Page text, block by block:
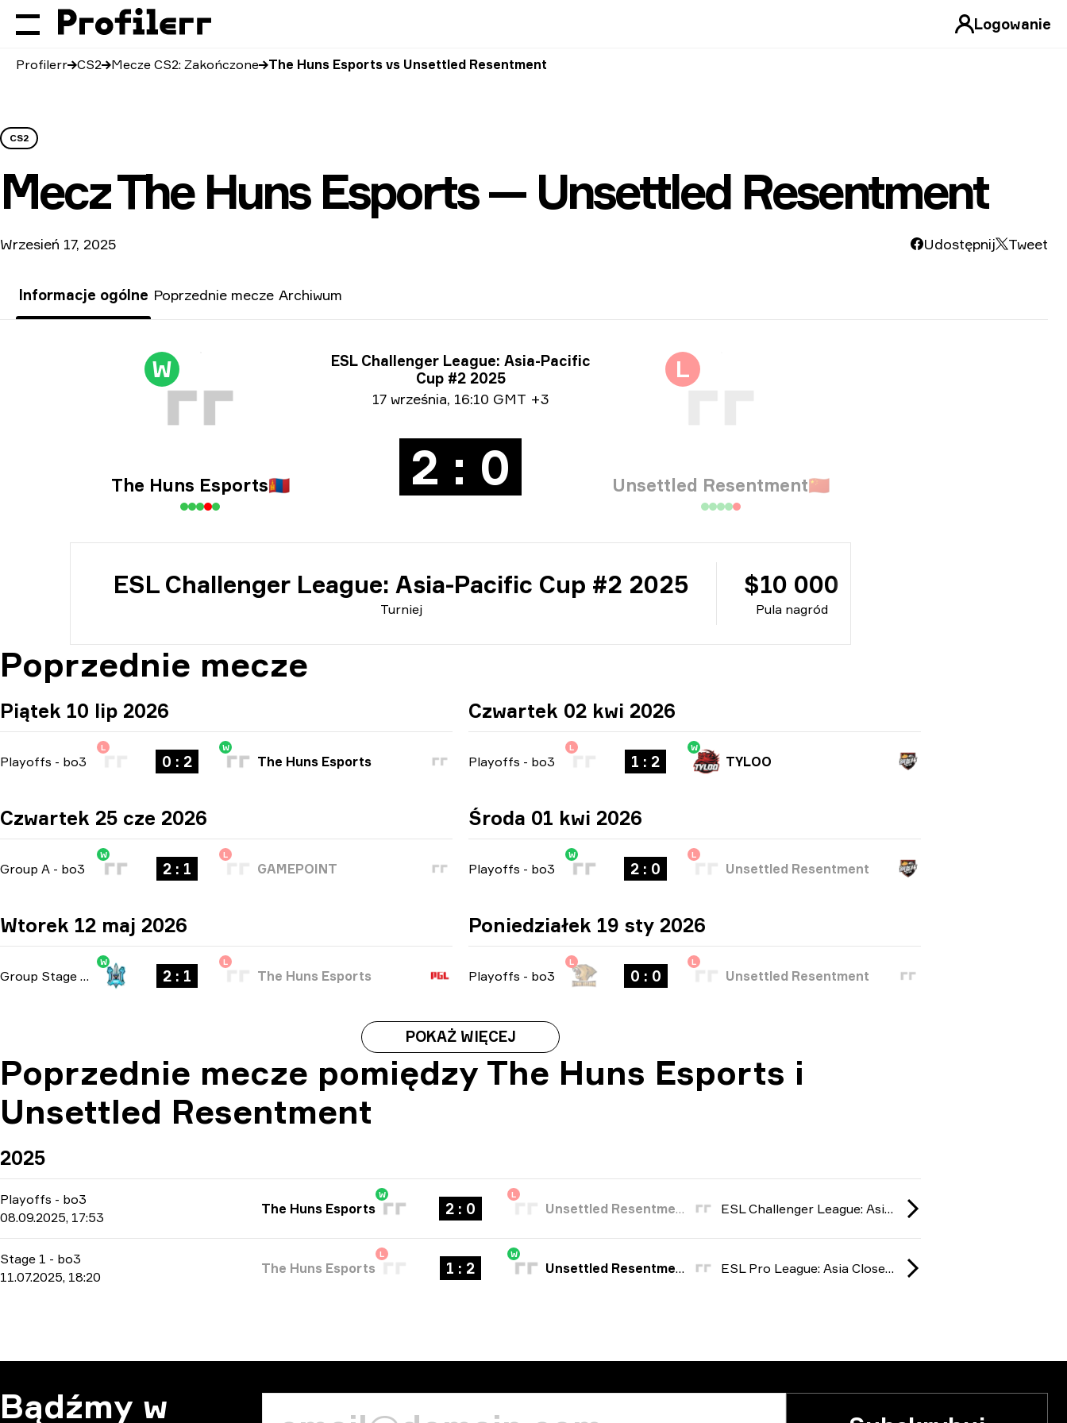
Logowanie
Profilerr CS2 Mecze CS2: Zakończone The Huns Esports vs Unsettled Resentment
CS2
MeczThe Huns Esports — Unsettled Resentment
Wrzesień 17, 2025 Udostępnij Tweet
Informacje ogólne Poprzednie mecze Archiwum
Informacje o turnieju
ESL Challenger League: Asia-Pacific
Cup #2 2025
Informacje o dacie
17 września, 16:10 GMT +3
W
The Huns Esports🇲🇳 2 : 0
L
Unsettled Resentment🇨🇳
Turniej
ESL Challenger League: Asia-Pacific Cup #2 2025
Pula nagród
$10 000
Poprzednie mecze
Piątek 10 lip 2026
Playoffs - bo3
L
0 : 2
W
The Huns Esports
Czwartek 25 cze 2026
Group A - bo3
W
2 : 1
L
GAMEPOINT
Wtorek 12 maj 2026
Group Stage bo3
W
2 : 1
L
The Huns Esports
Czwartek 02 kwi 2026
Playoffs - bo3
L
1 : 2
W
TYLOO
Środa 01 kwi 2026
Playoffs - bo3
W
2 : 0
L
Unsettled Resentment
Poniedziałek 19 sty 2026
Playoffs - bo3
L
0 : 0
L
Unsettled Resentment
POKAŻ WIĘCEJ
Poprzednie mecze pomiędzy The Huns Esports i
Unsettled Resentment
2025
Playoffs - bo3
08.09.2025, 17:53
W
The Huns Esports 2 : 0
L
Unsettled Resentment ESL Challenger League: Asia-Pacific Cup #2 2025
Stage 1 - bo3
11.07.2025, 18:20
L
The Huns Esports 1 : 2
W
Unsettled Resentment ESL Pro League: Asia Closed Qualifier season 22 2025
Bądźmy w